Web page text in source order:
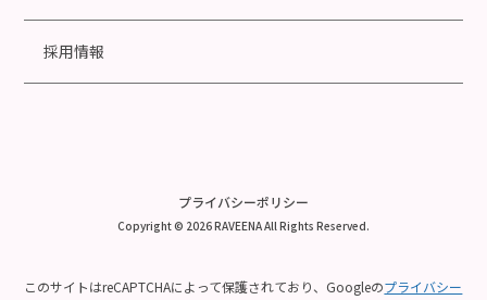
採用情報
プライバシーポリシー
Copyright © 2026 RAVEENA All Rights Reserved.
このサイトはreCAPTCHAによって保護されており、Googleのプライバシー